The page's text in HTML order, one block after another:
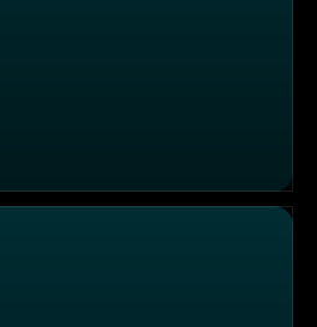
Geschäft mit dem Coaching.